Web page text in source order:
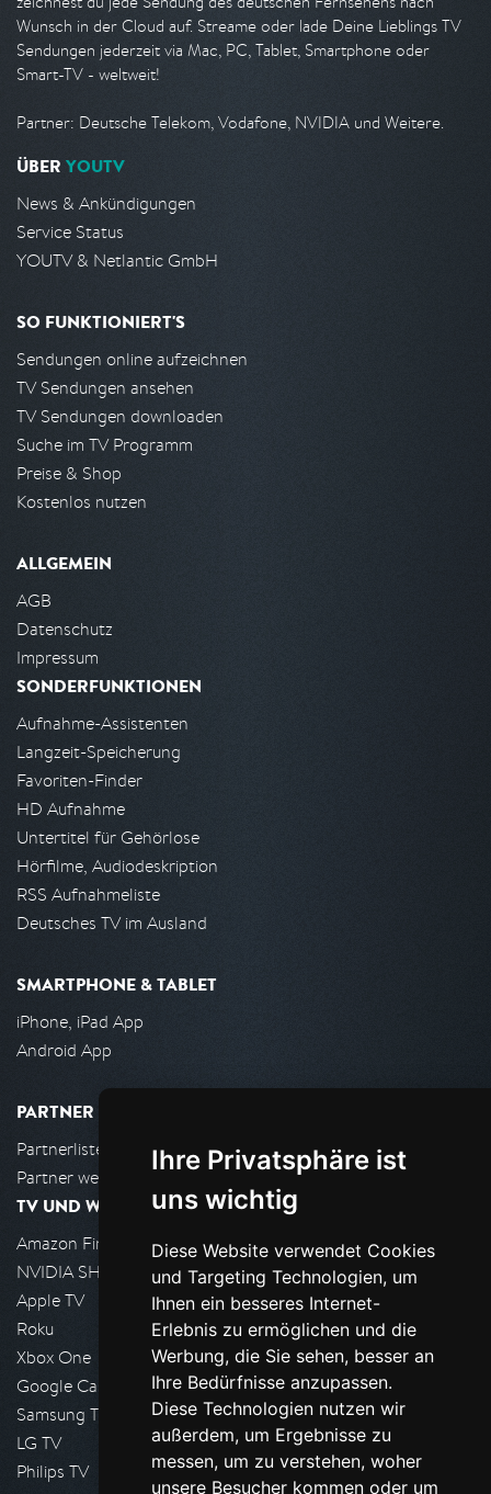
Ihre Privatsphäre ist
uns wichtig
Diese Website verwendet Cookies
und Targeting Technologien, um
Ihnen ein besseres Internet-
Erlebnis zu ermöglichen und die
Werbung, die Sie sehen, besser an
Ihre Bedürfnisse anzupassen.
Diese Technologien nutzen wir
außerdem, um Ergebnisse zu
messen, um zu verstehen, woher
unsere Besucher kommen oder um
Wunsch in der Cloud auf. Streame oder lade Deine Lieblings TV
Sendungen jederzeit via Mac, PC, Tablet, Smartphone oder
Smart-TV - weltweit!
Partner: Deutsche Telekom, Vodafone, NVIDIA und Weitere.
ÜBER YOUTV
News & Ankündigungen
Service Status
YOUTV & Netlantic GmbH
SO FUNKTIONIERT'S
Sendungen online aufzeichnen
TV Sendungen ansehen
TV Sendungen downloaden
Suche im TV Programm
Preise & Shop
Kostenlos nutzen
ALLGEMEIN
AGB
Datenschutz
Impressum
SONDERFUNKTIONEN
Aufnahme-Assistenten
Langzeit-Speicherung
Favoriten-Finder
HD Aufnahme
Untertitel für Gehörlose
Hörfilme, Audiodeskription
RSS Aufnahmeliste
Deutsches TV im Ausland
SMARTPHONE & TABLET
iPhone, iPad App
Android App
PARTNER
Partnerliste
Partner werden
TV UND WOHNZIMMER
Amazon FireTV
NVIDIA SHIELD, Google TV
Apple TV
Roku
Xbox One
Google Cast
Samsung TV
LG TV
Philips TV